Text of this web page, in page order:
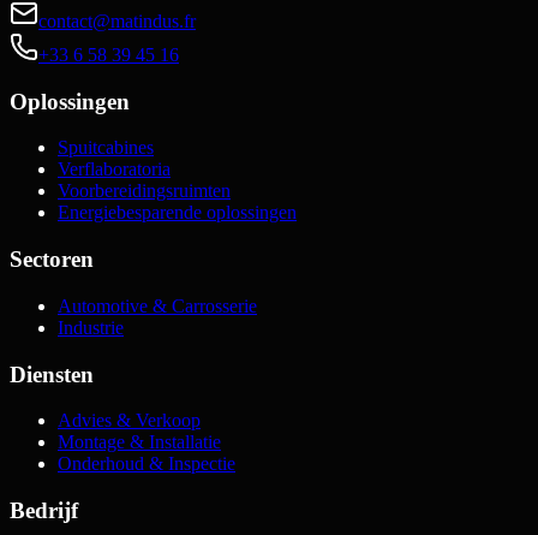
contact@matindus.fr
+33 6 58 39 45 16
Oplossingen
Spuitcabines
Verflaboratoria
Voorbereidingsruimten
Energiebesparende oplossingen
Sectoren
Automotive & Carrosserie
Industrie
Diensten
Advies & Verkoop
Montage & Installatie
Onderhoud & Inspectie
Bedrijf